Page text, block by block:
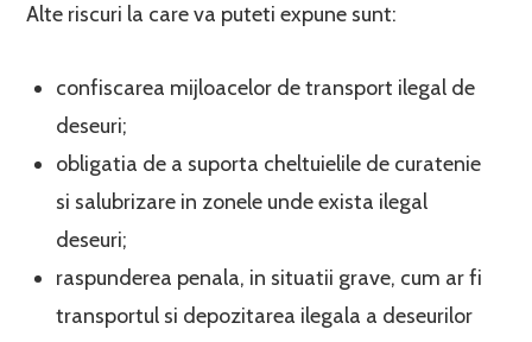
Alte riscuri la care va puteti expune sunt:
confiscarea mijloacelor de transport ilegal de
deseuri;
obligatia de a suporta cheltuielile de curatenie
si salubrizare in zonele unde exista ilegal
deseuri;
raspunderea penala, in situatii grave, cum ar fi
transportul si depozitarea ilegala a deseurilor